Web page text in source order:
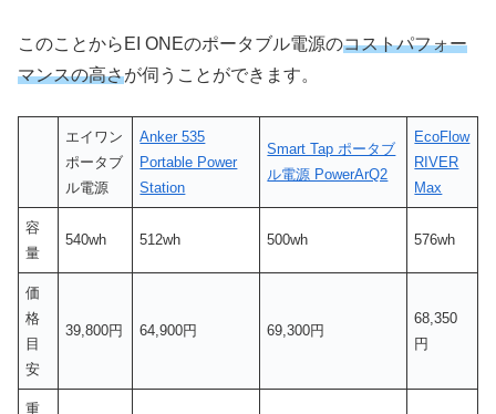
このことからEI ONEのポータブル電源のコストパフォー
マンスの高さが伺うことができます。
エイワン
ポータブ
ル電源
Anker 535
Portable Power
Station
Smart Tap ポータブ
ル電源 PowerArQ2
EcoFlow
RIVER
Max
容
量
540wh 512wh 500wh 576wh
価
格
目
安
39,800円 64,900円 69,300円
68,350
円
重